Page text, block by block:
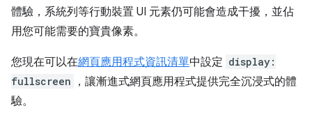
體驗，系統列等行動裝置 UI 元素仍可能會造成干擾，並佔
用您可能需要的寶貴像素。
您現在可以在網頁應用程式資訊清單中設定 display:
fullscreen
，讓漸進式網頁應用程式提供完全沉浸式的體
驗。